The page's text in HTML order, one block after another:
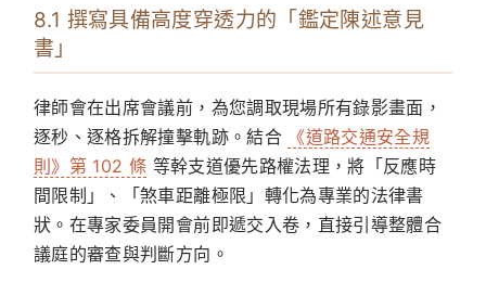
8.1 撰寫具備高度穿透力的「鑑定陳述意見
書」
律師會在出席會議前，為您調取現場所有錄影畫面，
逐秒、逐格拆解撞擊軌跡。結合
《道路交通安全規
則》第 102 條 等幹支道優先路權法理，將「反應時
間限制」、「煞車距離極限」轉化為專業的法律書
狀。在專家委員開會前即遞交入卷，直接引導整體合
議庭的審查與判斷方向。